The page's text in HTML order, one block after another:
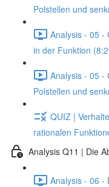
Polstellen und
Analysis - 05 -
in der Funktion
Analysis - 05 -
Polstellen und
QUIZ |
rationalen
Analysis Q11 | Die
Analysis - 06 -